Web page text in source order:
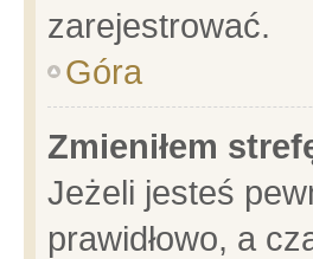
zarejestrować.
Góra
Zmieniłem
Jeżeli jesteś
prawidłowo, a